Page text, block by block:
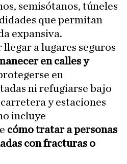
semisótanos, túneles
que permitan
expansiva.
llegar a lugares seguros
en calles y
en
ni refugiarse bajo
y estaciones
incluye
cómo tratar a personas
con fracturas o